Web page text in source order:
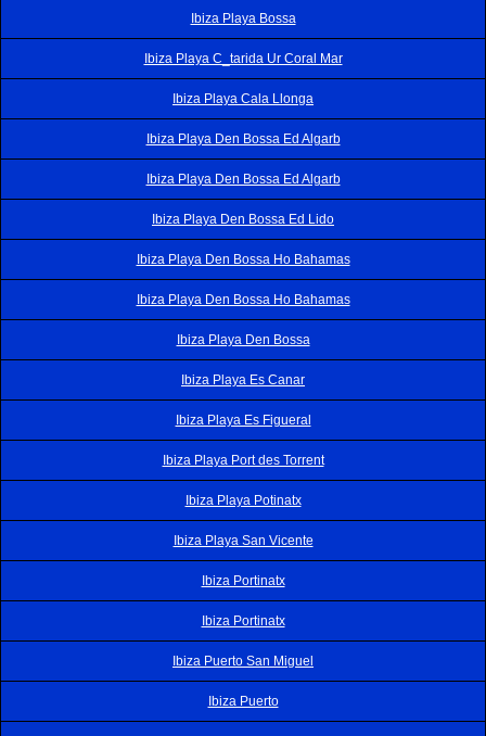
Ibiza Playa Bossa
Ibiza Playa C_tarida Ur Coral Mar
Ibiza Playa Cala Llonga
Ibiza Playa Den Bossa Ed Algarb
Ibiza Playa Den Bossa Ed Algarb
Ibiza Playa Den Bossa Ed Lido
Ibiza Playa Den Bossa Ho Bahamas
Ibiza Playa Den Bossa Ho Bahamas
Ibiza Playa Den Bossa
Ibiza Playa Es Canar
Ibiza Playa Es Figueral
Ibiza Playa Port des Torrent
Ibiza Playa Potinatx
Ibiza Playa San Vicente
Ibiza Portinatx
Ibiza Portinatx
Ibiza Puerto San Miguel
Ibiza Puerto